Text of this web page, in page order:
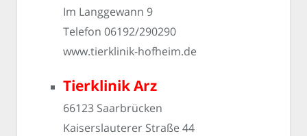
Im Langgewann 9
Telefon 06192/290290
www.tierklinik-hofheim.de
Tierklinik Arz
66123 Saarbrücken
Kaiserslauterer Straße 44